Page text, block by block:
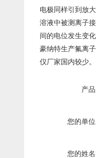
电极同样引到放
溶液中被测离子
间的电位发生变
豪纳特生产氟离
仪厂家国内较少。
产
您的单
您的姓